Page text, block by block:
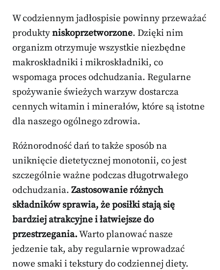
W codziennym jadłospisie powinny przeważać
produktyniskoprzetworzone. Dzięki nim
organizm otrzymuje wszystkie niezbędne
makroskładniki i mikroskładniki, co
wspomaga proces odchudzania. Regularne
spożywanie świeżych warzyw dostarcza
cennych witamin i minerałów, które są istotne
dla naszego ogólnego zdrowia.
Różnorodność dań to także sposób na
uniknięcie dietetycznej monotonii, co jest
szczególnie ważne podczas długotrwałego
odchudzania. Zastosowanie różnych
składników sprawia, że posiłki stają się
bardziej atrakcyjne i łatwiejsze do
przestrzegania.Warto planować nasze
jedzenie tak, aby regularnie wprowadzać
nowe smaki i tekstury do codziennej diety.